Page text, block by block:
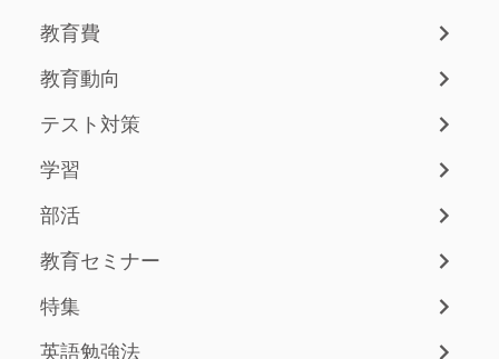
教育費
教育動向
テスト対策
学習
部活
教育セミナー
特集
英語勉強法